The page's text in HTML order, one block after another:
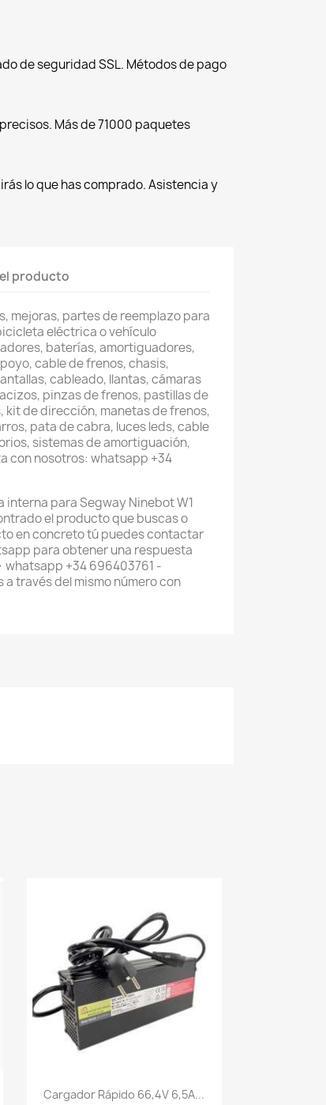
de seguridad SSL. Métodos de pago
Más de 71000 paquetes
lo que has comprado. Asistencia y
producto
mejoras, partes de reemplazo para
eléctrica o vehículo
baterías, amortiguadores,
cable de frenos, chasis,
cableado, llantas, cámaras
pinzas de frenos, pastillas de
kit de dirección, manetas de frenos,
pata de cabra, luces leds, cable
sistemas de amortiguación,
con nosotros: whatsapp +34
para Segway Ninebot W1
el producto que buscas o
en concreto tú puedes contactar
para obtener una respuesta
+34 696403761 -
través del mismo número con
Vista rápida
Cargador Rápido 66,4V 6,5A...